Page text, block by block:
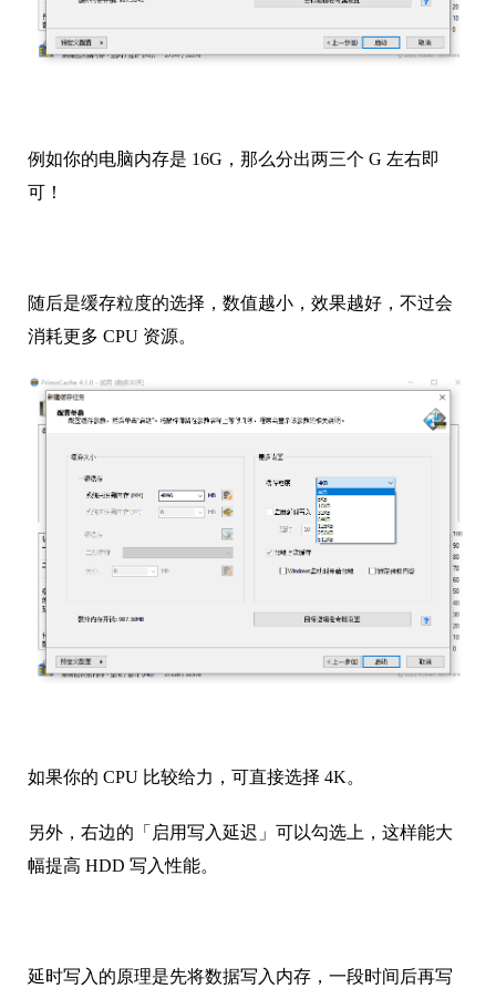
例如你的电脑内存是 16G，那么分出两三个 G 左右即
可！
随后是缓存粒度的选择，数值越小，效果越好，不过会
消耗更多 CPU 资源。
如果你的 CPU 比较给力，可直接选择 4K。
另外，右边的「启用写入延迟」可以勾选上，这样能大
幅提高 HDD 写入性能。
延时写入的原理是先将数据写入内存，一段时间后再写